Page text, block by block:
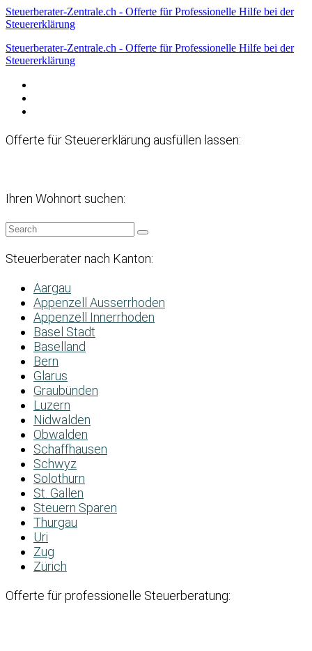
Steuerberater-Zentrale.ch - Offerte für Professionelle Hilfe bei der
Steuererklärung
Steuerberater-Zentrale.ch - Offerte für Professionelle Hilfe bei der
Steuererklärung
Offerte für Steuererklärung ausfüllen lassen:
Ihren Wohnort suchen:
Steuerberater nach Kanton:
Aargau
Appenzell Ausserrhoden
Appenzell Innerrhoden
Basel Stadt
Baselland
Bern
Glarus
Graubünden
Luzern
Nidwalden
Obwalden
Schaffhausen
Schwyz
Solothurn
St. Gallen
Steuern Sparen
Thurgau
Uri
Zug
Zürich
Offerte für professionelle Steuerberatung: